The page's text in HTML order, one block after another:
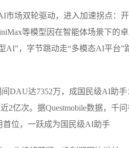
市场双轮驱动，进入加速拐点：
等模型因在智能体场景下的
AI”，字节跳动走“多模态AI平台”
DAU达7352万，成国民级AI助
2亿次。据Questmobile数据，千
首位，一跃成为国民级AI助手